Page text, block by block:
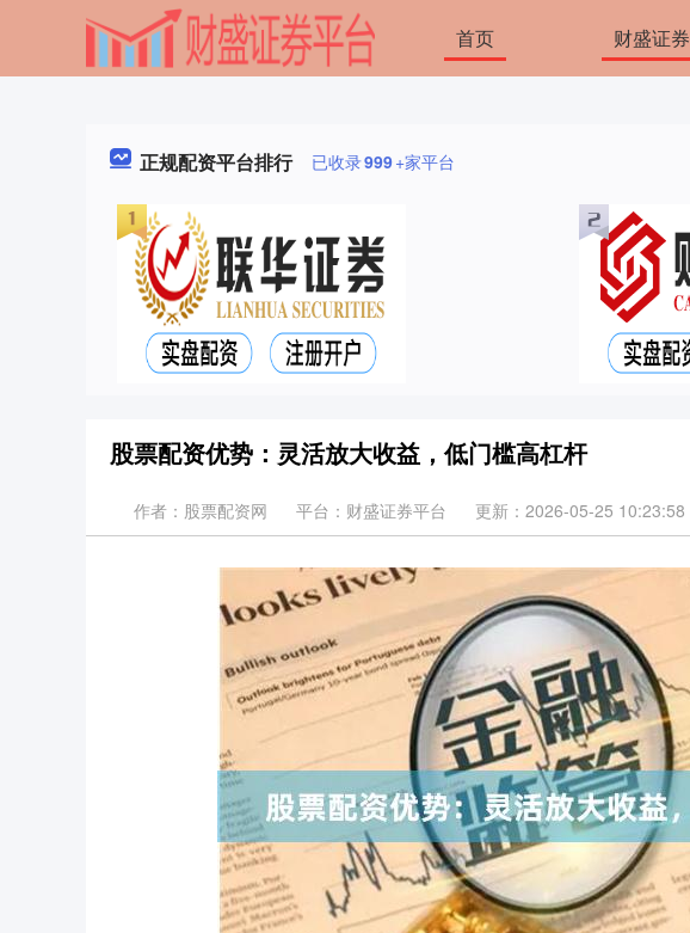
首页 财盛证券
正规配资平台排行 已收录999+家平台
股票配资优势：灵活放大收益，低门槛高杠杆
作者：股票配资网 平台：财盛证券平台 更新：2026-05-25 10:23:58